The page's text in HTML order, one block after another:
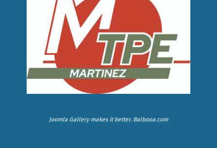
Joomla Gallerymakes it better. Balbooa.com